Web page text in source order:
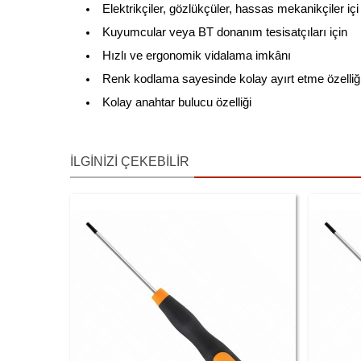
Elektrikçiler, gözlükçüler, hassas mekanikçiler içi
Kuyumcular veya BT donanım tesisatçıları için
Hızlı ve ergonomik vidalama imkânı
Renk kodlama sayesinde kolay ayırt etme
Kolay anahtar bulucu özelliği
İLGINIZI ÇEKEBILIR